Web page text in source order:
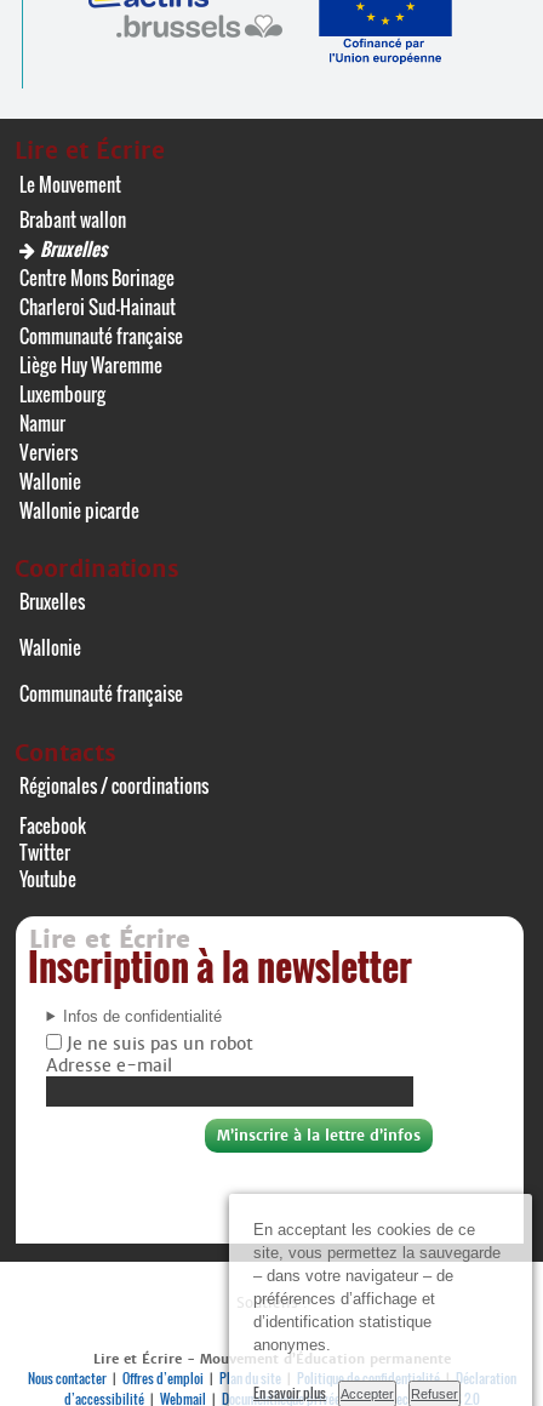
En acceptant les cookies de ce
site, vous permettez la sauvegarde
– dans votre navigateur – de
préférences d’affichage et
d’identification statistique
anonymes.
En savoir plus Accepter Refuser
Lire et Écrire
Le Mouvement
Brabant wallon
Bruxelles
Centre Mons Borinage
Charleroi Sud-Hainaut
Communauté française
Liège Huy Waremme
Luxembourg
Namur
Verviers
Wallonie
Wallonie picarde
Coordinations
Bruxelles
Wallonie
Communauté française
Contacts
Régionales / coordinations
Facebook
Twitter
Youtube
Lire et Écrire
Inscription à la newsletter
Infos de confidentialité
Je ne suis pas un robot
Adresse e-mail
Soutiens :
Lire et Écrire - Mouvement d’Éducation permanente
Nous contacter| Offres d’emploi | Plan du site| Politique de confidentialité|Déclaration
d’accessibilité| Webmail | Documenthèque privée|Se connecter|RSS 2.0